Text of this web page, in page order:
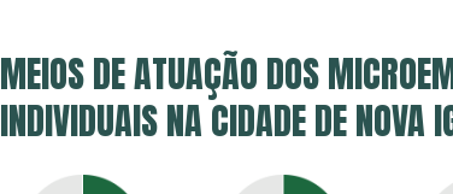
MEIOS DE ATUAÇÃO DOS
INDIVIDUAIS NA CIDADE DE NOVA